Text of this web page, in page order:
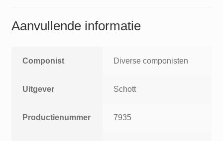
Aanvullende informatie
Componist Diverse componisten
Uitgever Schott
Productienummer 7935